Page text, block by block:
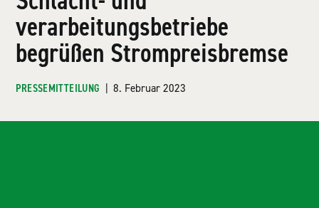
verarbeitungsbetriebe
begrüßen Strompreisbremse
PRESSEMITTEILUNG | 8. Februar 2023